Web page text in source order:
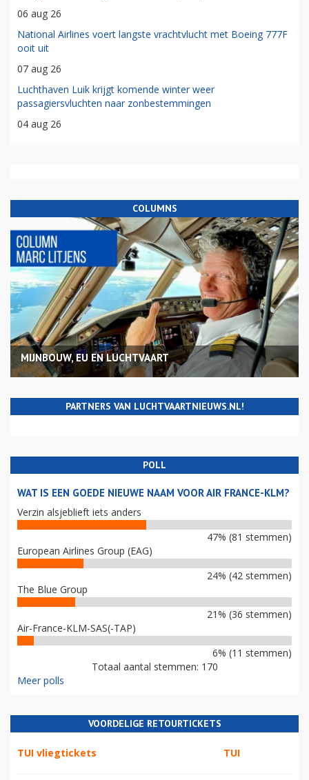
06 aug 26
National Airlines voert langste vrachtvlucht met Boeing 777F
ooit uit
07 aug 26
Luchthaven Luik krijgt komende winter weer
passagiersvluchten naar zonbestemmingen
04 aug 26
COLUMNS
MIJNBOUW, EU EN LUCHTVAART
PARTNERS VAN LUCHTVAARTNIEUWS.NL!
POLL
WAT IS EEN GOEDE NIEUWE NAAM VOOR AIR FRANCE-KLM?
Verzin alsjeblieft iets anders
47% (81 stemmen)
European Airlines Group (EAG)
24% (42 stemmen)
The Blue Group
21% (36 stemmen)
Air-France-KLM-SAS(-TAP)
6% (11 stemmen)
Totaal aantal stemmen: 170
Meer polls
VOORDELIGE RETOURTICKETS
TUI vliegtickets TUI